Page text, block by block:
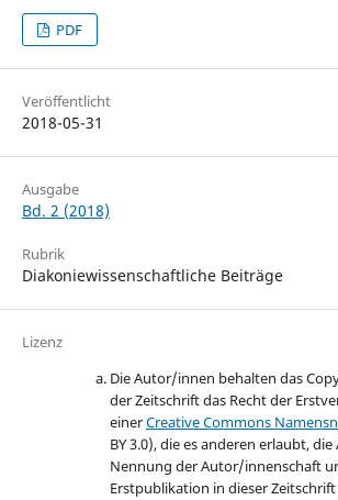
PDF
Veröffentlicht
2018-05-31
Ausgabe
Bd. 2 (2018)
Rubrik
Diakoniewissenschaftliche Beiträge
Lizenz
Die Autor/innen behalten das
der Zeitschrift das Recht der
einerCreative Commons
BY 3.0), die es anderen erlaubt,
Nennung der Autor/innenschaft
Erstpublikation in dieser